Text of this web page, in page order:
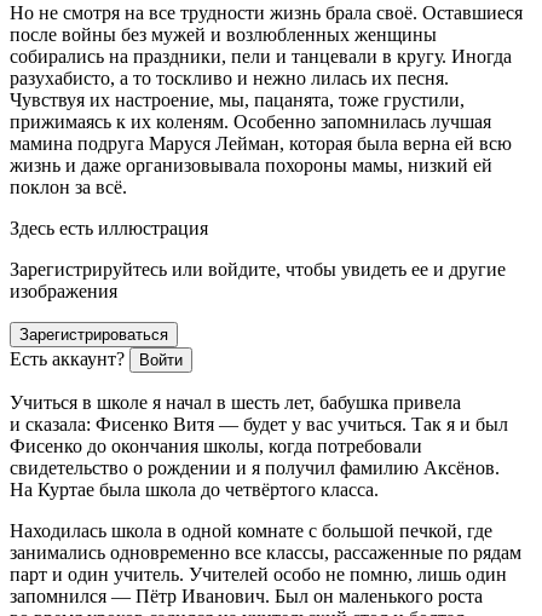
Но не смотря на все трудности жизнь брала своё. Оставшиеся
после войны без мужей и возлюбленных женщины
собирались на праздники, пели и танцевали в кругу. Иногда
разухабисто, а то тоскливо и нежно лилась их песня.
Чувствуя их настроение, мы, пацанята, тоже грустили,
прижимаясь к их коленям. Особенно запомнилась лучшая
мамина подруга Маруся Лейман, которая была верна ей всю
жизнь и даже организовывала похороны мамы, низкий ей
поклон за всё.
Здесь есть иллюстрация
Зарегистрируйтесь или войдите, чтобы увидеть ее и другие
изображения
Зарегистрироваться
Есть аккаунт? Войти
Учиться в школе я начал в шесть лет, бабушка привела
и сказала: Фисенко Витя — будет у вас учиться. Так я и был
Фисенко до окончания школы, когда потребовали
свидетельство о рождении и я получил фамилию Аксёнов.
На Куртае была школа до четвёртого класса.
Находилась школа в одной комнате с большой печкой, где
занимались одновременно все классы, рассаженные по рядам
парт и один учитель. Учителей особо не помню, лишь один
запомнился — Пётр Иванович. Был он маленького роста